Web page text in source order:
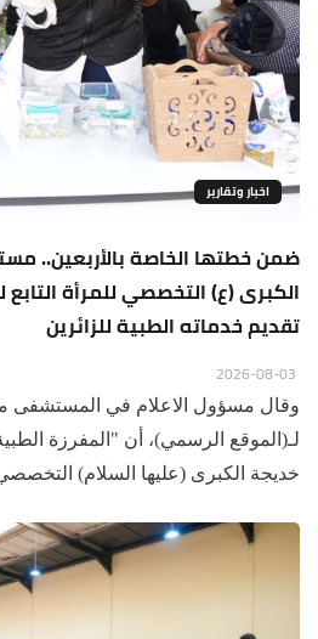
اخبار وتقارير
ضمن خطتها الخاصة بالأربعين..
الكبرى (ع) التخصصي للمرأة
تقديم خدماته الطبية للزائرين
وقال مسؤول الاعلام في
لـ(الموقع الرسمي)، أن "المفرزة
خديجة الكبرى (عليها السلام)